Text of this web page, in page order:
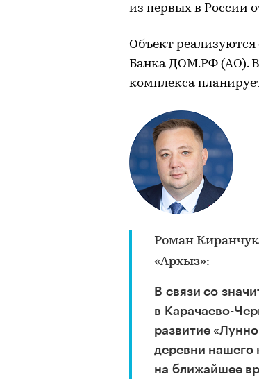
из первых в России
Объект
Банка ДОМ.РФ (АО).
комплекса
Роман
«Архыз»:
В связи со
в Карачаево-
развитие
деревни нашего
на ближайшее